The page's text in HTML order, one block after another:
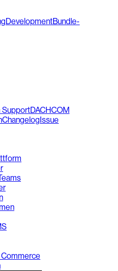
DevelopmentBundle-
SupportDACHCOM
ChangelogIssue